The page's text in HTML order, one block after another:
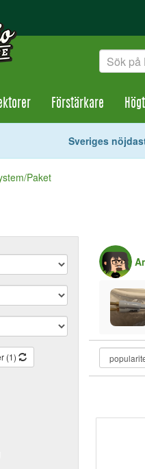
Förstärkare
Sveriges
Paket
(1)